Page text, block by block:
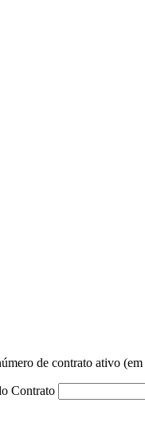
de contrato ativo (em
Contrato